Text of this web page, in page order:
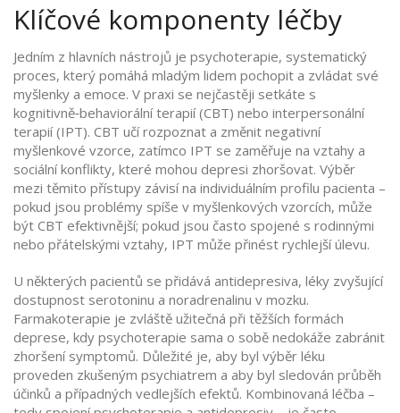
Klíčové komponenty léčby
Jedním z hlavních nástrojů je psychoterapie, systematický
proces, který pomáhá mladým lidem pochopit a zvládat své
myšlenky a emoce. V praxi se nejčastěji setkáte s
kognitivně‑behaviorální terapií (CBT) nebo interpersonální
terapií (IPT). CBT učí rozpoznat a změnit negativní
myšlenkové vzorce, zatímco IPT se zaměřuje na vztahy a
sociální konflikty, které mohou depresi zhoršovat. Výběr
mezi těmito přístupy závisí na individuálním profilu pacienta –
pokud jsou problémy spíše v myšlenkových vzorcích, může
být CBT efektivnější; pokud jsou často spojené s rodinnými
nebo přátelskými vztahy, IPT může přinést rychlejší úlevu.
U některých pacientů se přidává antidepresiva, léky zvyšující
dostupnost serotoninu a noradrenalinu v mozku.
Farmakoterapie je zvláště užitečná při těžších formách
deprese, kdy psychoterapie sama o sobě nedokáže zabránit
zhoršení symptomů. Důležité je, aby byl výběr léku
proveden zkušeným psychiatrem a aby byl sledován průběh
účinků a případných vedlejších efektů. Kombinovaná léčba –